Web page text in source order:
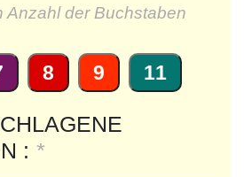
Anzahl der Buchstaben
8 9 11
: *